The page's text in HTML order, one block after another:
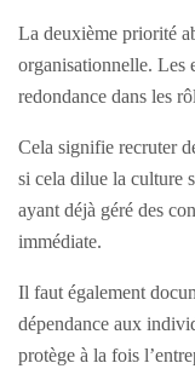
La deuxième priorité
organisationnelle. Les
redondance dans les
Cela signifie recruter
si cela dilue la culture
ayant déjà géré des
immédiate.
Il faut également
dépendance aux
protège à la fois